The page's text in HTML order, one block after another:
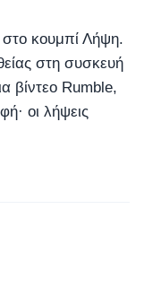
στο κουμπί Λήψη.
στη συσκευή
βίντεο Rumble,
οι λήψεις